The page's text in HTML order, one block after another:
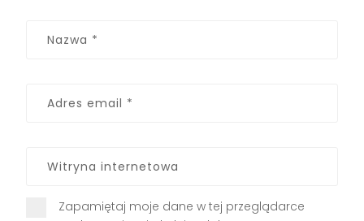
Zapamiętaj moje dane w tej przeglądarce